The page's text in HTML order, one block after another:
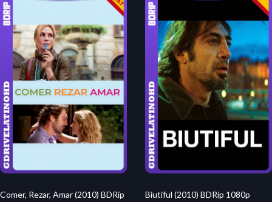
Comer, Rezar, Amar (2010) BDRip
Biutiful (2010) BDRip 1080p